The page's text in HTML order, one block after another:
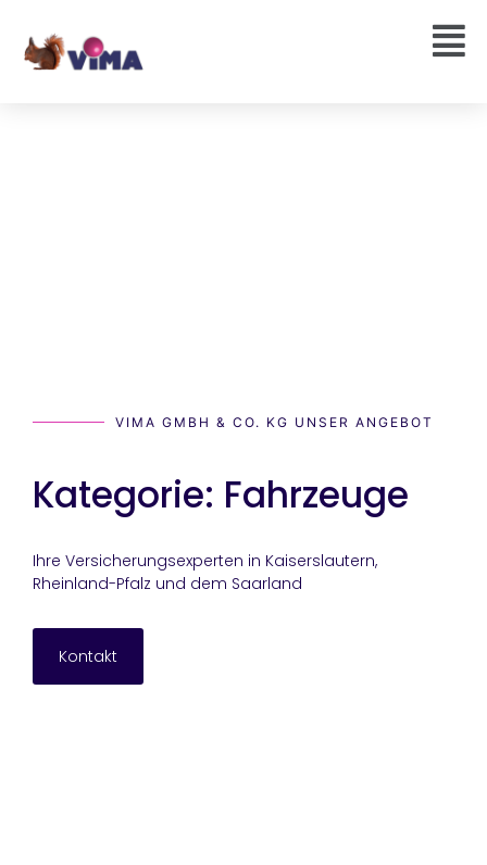
VIMA GMBH & CO. KG UNSER ANGEBOT
Kategorie: Fahrzeuge
Ihre Versicherungsexperten in Kaiserslautern,
Rheinland-Pfalz und dem Saarland
Kontakt